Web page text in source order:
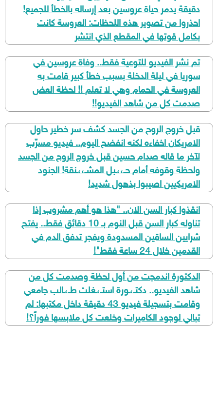
دقيقة يدمر حياة عروسين بعد إرساله بالخطأ للجميع!
احذروا من تصوير هذه اللحظات: العروسة كانت
بكامل قوتها في المقطع الذي انتشر
تم نشر الفيديو للتوعية فقط.. وفاة عروسين في
سوريا في ليلة الدخلة بسبب خطأ كبير قامت به
العروسة في الحمام وهي لا تعلم !! لحظة العض
صدمت كل من شاهد الفيديو!!
قبل خروج الروح من الجسد كشف سر خطير حاول
الامريكان اخفاءه لكنه انفضح اليوم.. فيديو مسرّب
لآخر ما قاله صدام حسين قبل خروج الروح من الجسد
ولحظة وقوفه أمام حـ،،ـبل المشـ،،ـنقة! الجنود
الامريكيين اصيبوا بذهول شديد!
انقذوا كبار السن الان.. "هذا هو أهم مشروب إذا
تناوله كبار السن قبل النوم بـ 10 دقائق فقط.. يفتح
شرايين الساقين المسدودة ويفجر تدفق الدم في
القدمين خلال 24 ساعة فقط"!
الدكتورة اندمجت من أول لحظة وصدمت كل من
شاهد الفيديو.. دكتـ،ـورة استـ،ـغلت طـ،ـالب جامعي
وقامت بتسجيلة فيديو 43 دقيقة داخل مكتبها: لم
تبالي لوجود الكاميرات وخلعت كل ملابسها فوراً؟!